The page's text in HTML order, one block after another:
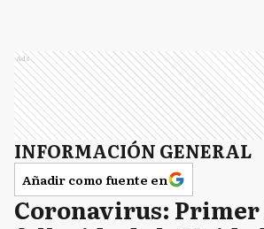
Ads
INFORMACIÓN GENERAL
Añadir como fuente en
Coronavirus: